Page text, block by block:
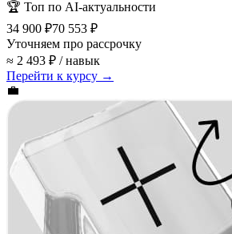
🏆 Топ по AI-актуальности
34 900 ₽70 553 ₽
Уточняем про рассрочку
≈ 2 493 ₽ / навык
Перейти к курсу →
💼